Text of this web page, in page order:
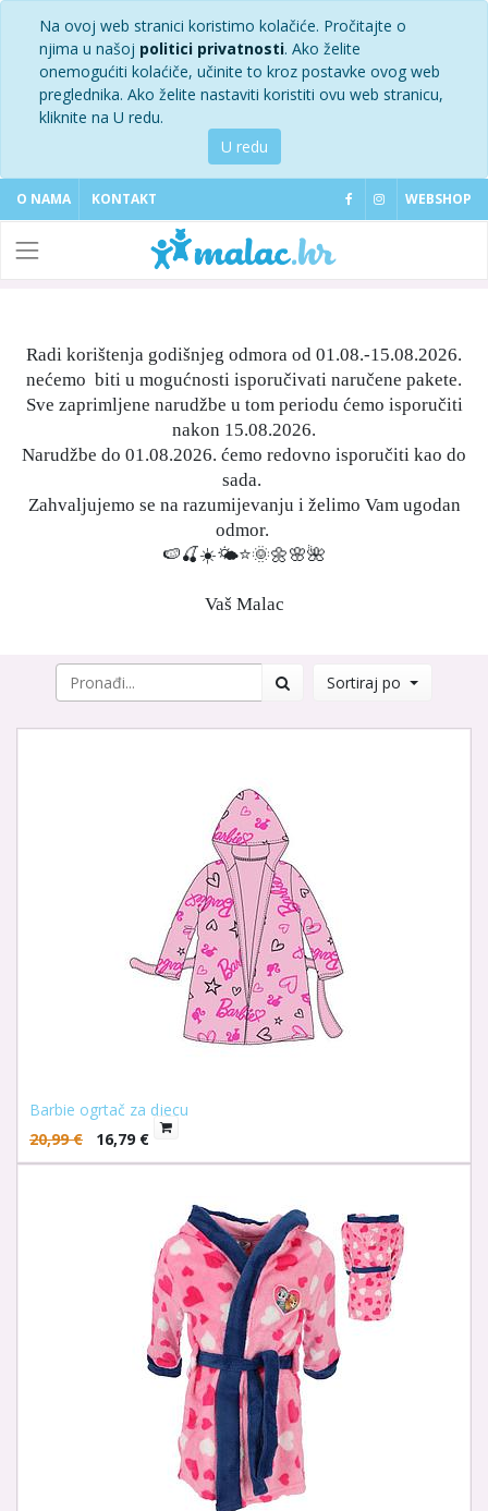
Na ovoj web stranici koristimo kolačiće. Pročitajte o
njima u našoj politici privatnosti. Ako želite
onemogućiti kolaćiče, učinite to kroz postavke ovog web
preglednika. Ako želite nastaviti koristiti ovu web stranicu,
kliknite na U redu.
U redu
O NAMA KONTAKT WEBSHOP
Radi korištenja godišnjeg odmora od 01.08.-15.08.2026.
nećemo biti u mogućnosti isporučivati naručene pakete.
Sve zaprimljene narudžbe u tom periodu ćemo isporučiti
nakon 15.08.2026.
Narudžbe do 01.08.2026. ćemo redovno isporučiti kao do
sada.
Zahvaljujemo se na razumijevanju i želimo Vam ugodan
odmor.
🍉🍒☀️🌤⭐️🌞🌼🌸🌺
Vaš Malac
Sortiraj po
Barbie ogrtač za djecu
20,99€ 16,79 €